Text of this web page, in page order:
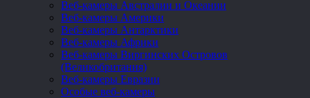
Веб-камеры Австралии и Океании
Веб-камеры Америки
Веб-камеры Антарктики
Веб-камеры Африки
Веб-камеры Виргинских Островов
(Великобритания)
Веб-камеры Евразии
Особые веб-камеры